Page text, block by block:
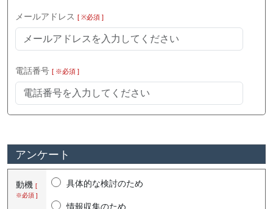
メールアドレス [ ※必須 ]
電話番号 [ ※必須 ]
アンケート
動機 [
※必須 ]
具体的な検討のため
情報収集のため